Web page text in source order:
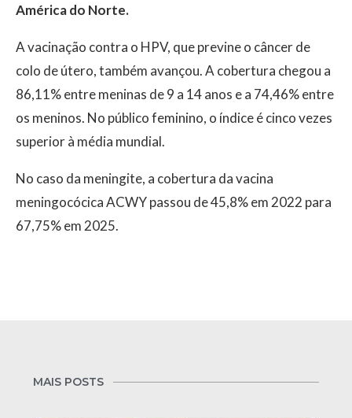
América do Norte.
A vacinação contra o HPV, que previne o câncer de
colo de útero, também avançou. A cobertura chegou a
86,11% entre meninas de 9 a 14 anos e a 74,46% entre
os meninos. No público feminino, o índice é cinco vezes
superior à média mundial.
No caso da meningite, a cobertura da vacina
meningocócica ACWY passou de 45,8% em 2022 para
67,75% em 2025.
MAIS POSTS